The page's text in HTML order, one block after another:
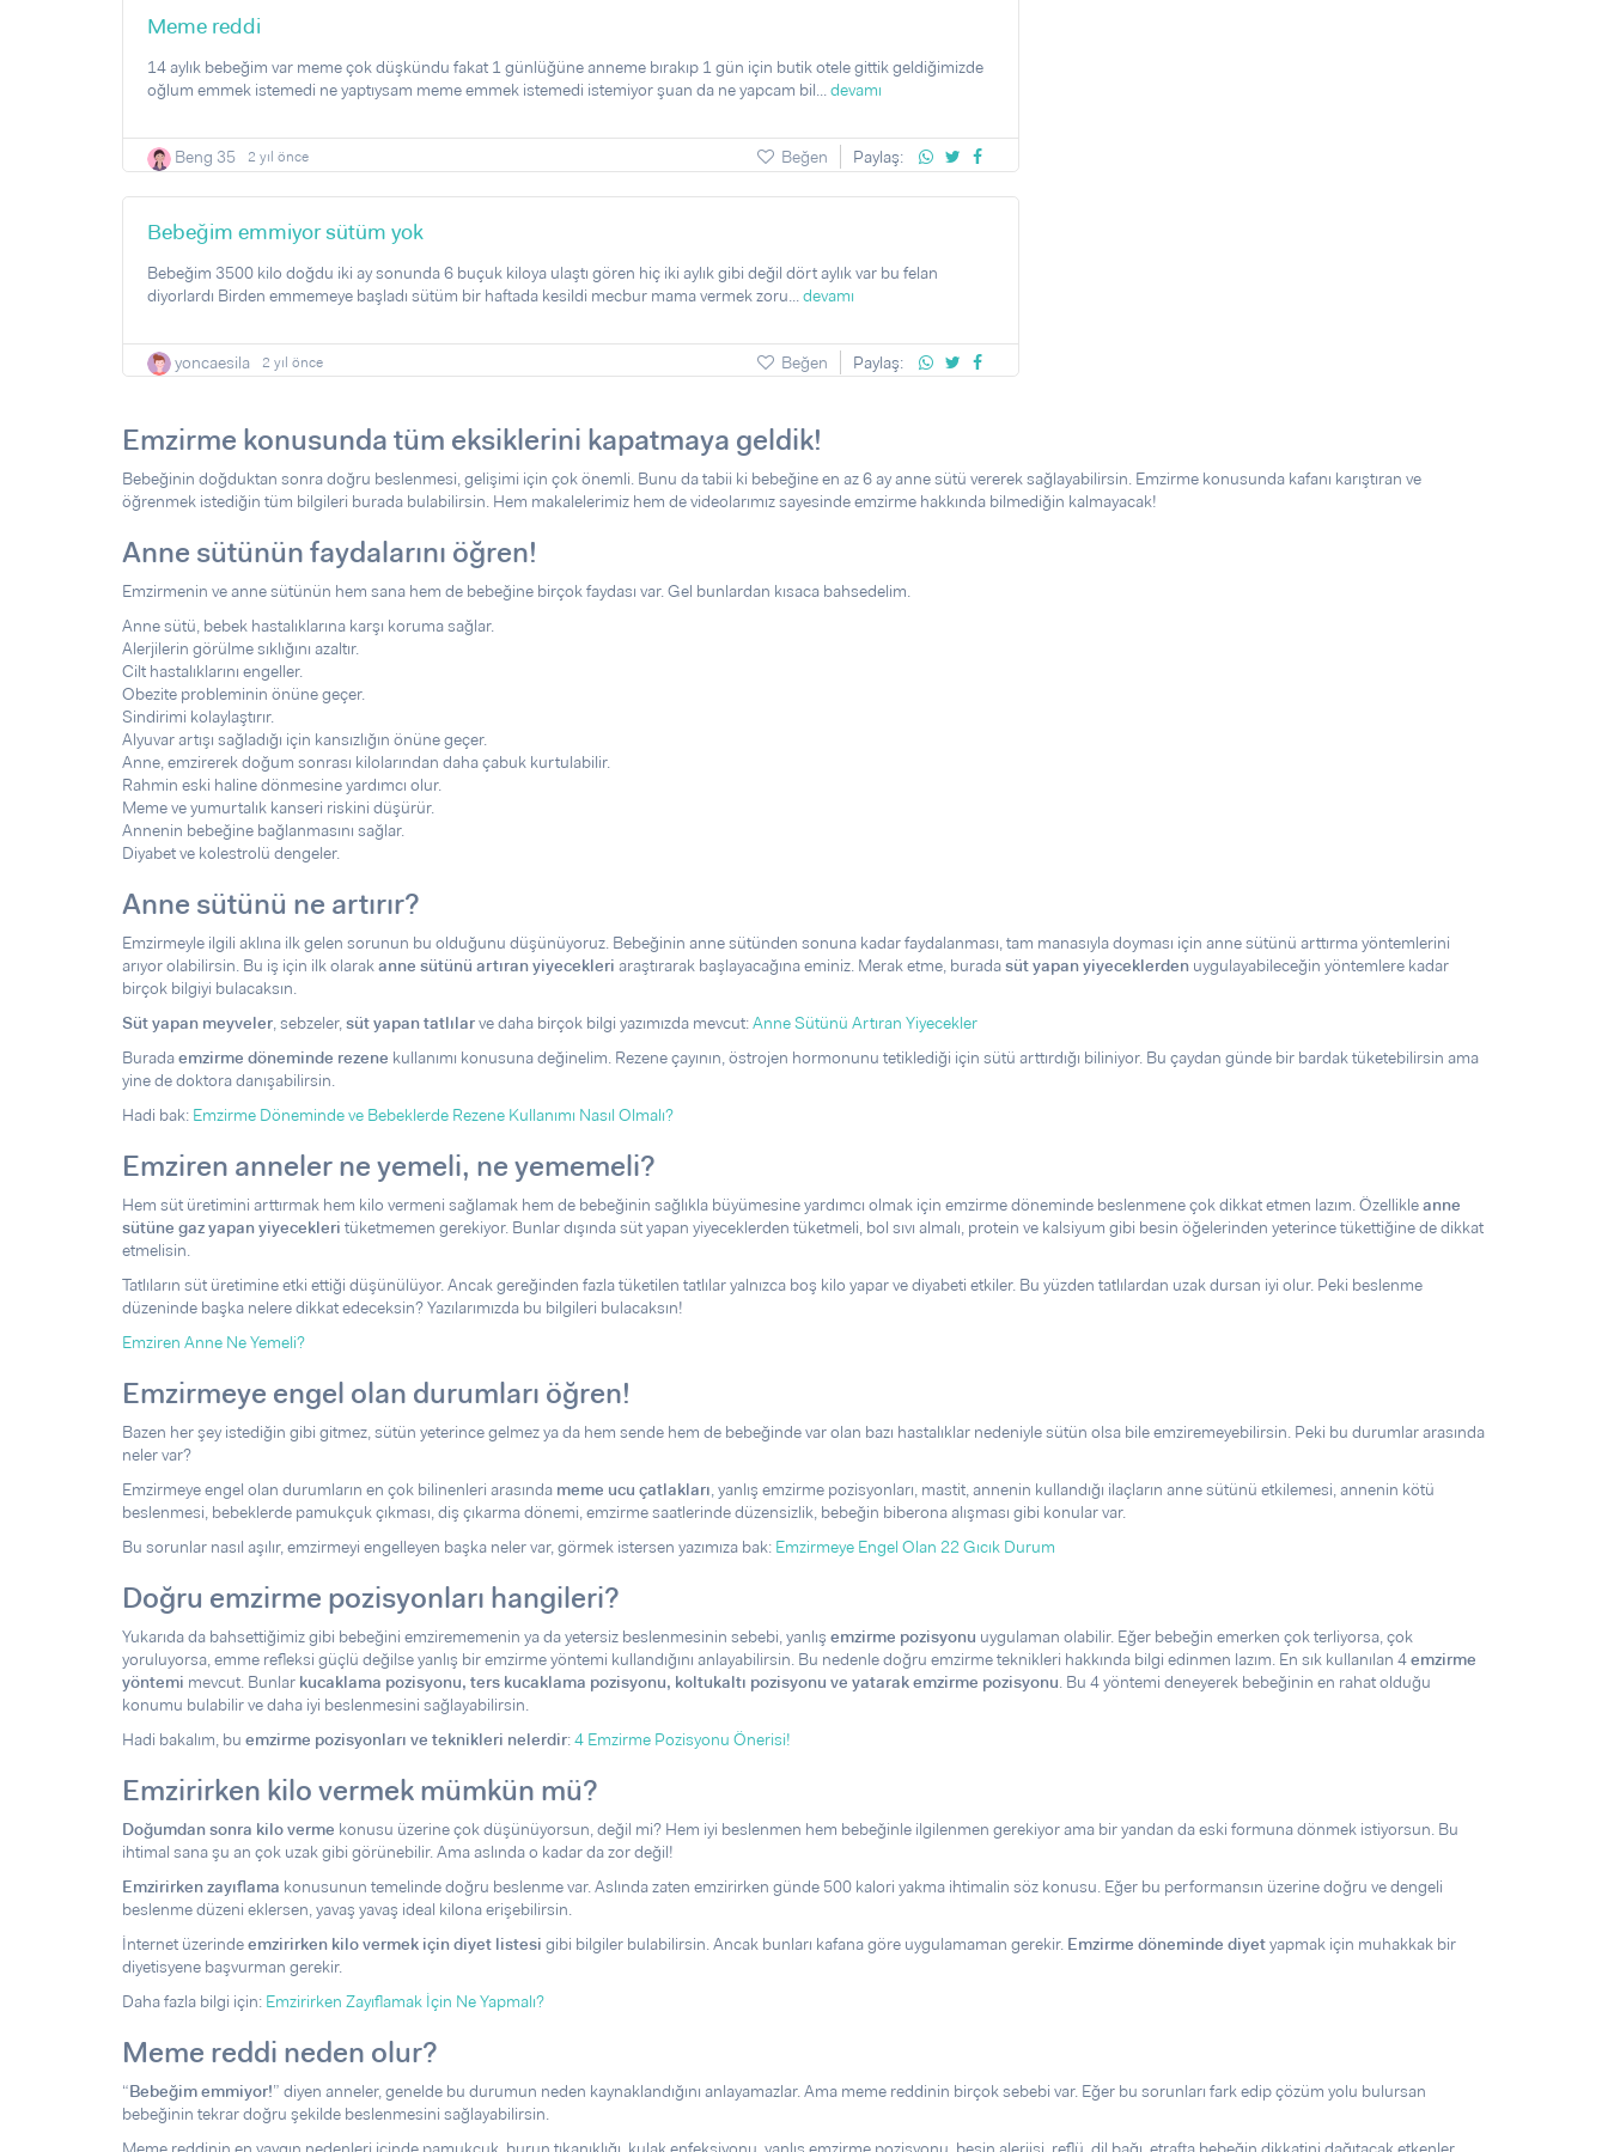
Meme reddi
14 aylık bebeğim var meme çok düşkündu fakat 1 günlüğüne anneme bırakıp 1 gün için butik otele gittik geldiğimizde
oğlum emmek istemedi ne yaptıysam meme emmek istemedi istemiyor şuan da ne yapcam bil...devamı
Beng 35 Paylaş:
Beğen
2 yıl önce
Bebeğim emmiyor sütüm yok
Bebeğim 3500 kilo doğdu iki ay sonunda 6 buçuk kiloya ulaştı gören hiç iki aylık gibi değil dört aylık var bu felan
diyorlardı Birden emmemeye başladı sütüm bir haftada kesildi mecbur mama vermek zoru...devamı
yoncaesila Paylaş:
Beğen
2 yıl önce
Emzirme konusunda tüm eksiklerini kapatmaya geldik!
Bebeğinin doğduktan sonra doğru beslenmesi, gelişimi için çok önemli. Bunu da tabii ki bebeğine en az 6 ay anne sütü vererek sağlayabilirsin. Emzirme konusunda kafanı karıştıran ve
öğrenmek istediğin tüm bilgileri burada bulabilirsin. Hem makalelerimiz hem de videolarımız sayesinde emzirme hakkında bilmediğin kalmayacak!
Anne sütünün faydalarını öğren!
Emzirmenin ve anne sütünün hem sana hem de bebeğine birçok faydası var. Gel bunlardan kısaca bahsedelim.
Anne sütü, bebek hastalıklarına karşı koruma sağlar.
Alerjilerin görülme sıklığını azaltır.
Cilt hastalıklarını engeller.
Obezite probleminin önüne geçer.
Sindirimi kolaylaştırır.
Alyuvar artışı sağladığı için kansızlığın önüne geçer.
Anne, emzirerek doğum sonrası kilolarından daha çabuk kurtulabilir.
Rahmin eski haline dönmesine yardımcı olur.
Meme ve yumurtalık kanseri riskini düşürür.
Annenin bebeğine bağlanmasını sağlar.
Diyabet ve kolestrolü dengeler.
Anne sütünü ne artırır?
Emzirmeyle ilgili aklına ilk gelen sorunun bu olduğunu düşünüyoruz. Bebeğinin anne sütünden sonuna kadar faydalanması, tam manasıyla doyması için anne sütünü arttırma yöntemlerini
arıyor olabilirsin. Bu iş için ilk olarakanne sütünü artıran yiyecekleri araştırarak başlayacağına eminiz. Merak etme, buradasüt yapan yiyeceklerden uygulayabileceğin yöntemlere kadar
birçok bilgiyi bulacaksın.
Süt yapan meyveler, sebzeler,süt yapan tatlılarve daha birçok bilgi yazımızda mevcut:Anne Sütünü Artıran Yiyecekler
Buradaemzirme döneminde rezene kullanımı konusuna değinelim. Rezene çayının, östrojen hormonunu tetiklediği için sütü arttırdığı biliniyor. Bu çaydan günde bir bardak tüketebilirsin ama
yine de doktora danışabilirsin.
Hadi bak: Emzirme Döneminde ve Bebeklerde Rezene Kullanımı Nasıl Olmalı?
Emziren anneler ne yemeli, ne yememeli?
Hem süt üretimini arttırmak hem kilo vermeni sağlamak hem de bebeğinin sağlıkla büyümesine yardımcı olmak için emzirme döneminde beslenmene çok dikkat etmen lazım. Özellikleanne
sütüne gaz yapan yiyecekleri tüketmemen gerekiyor. Bunlar dışında süt yapan yiyeceklerden tüketmeli, bol sıvı almalı, protein ve kalsiyum gibi besin öğelerinden yeterince tükettiğine de dikkat
etmelisin.
Tatlıların süt üretimine etki ettiği düşünülüyor. Ancak gereğinden fazla tüketilen tatlılar yalnızca boş kilo yapar ve diyabeti etkiler. Bu yüzden tatlılardan uzak dursan iyi olur. Peki beslenme
düzeninde başka nelere dikkat edeceksin? Yazılarımızda bu bilgileri bulacaksın!
Emziren Anne Ne Yemeli?
Emzirmeye engel olan durumları öğren!
Bazen her şey istediğin gibi gitmez, sütün yeterince gelmez ya da hem sende hem de bebeğinde var olan bazı hastalıklar nedeniyle sütün olsa bile emziremeyebilirsin. Peki bu durumlar arasında
neler var?
Emzirmeye engel olan durumların en çok bilinenleri arasında meme ucu çatlakları, yanlış emzirme pozisyonları, mastit, annenin kullandığı ilaçların anne sütünü etkilemesi, annenin kötü
beslenmesi, bebeklerde pamukçuk çıkması, diş çıkarma dönemi, emzirme saatlerinde düzensizlik, bebeğin biberona alışması gibi konular var.
Bu sorunlar nasıl aşılır, emzirmeyi engelleyen başka neler var, görmek istersen yazımıza bak: Emzirmeye Engel Olan 22 Gıcık Durum
Doğru emzirme pozisyonları hangileri?
Yukarıda da bahsettiğimiz gibi bebeğini emzirememenin ya da yetersiz beslenmesinin sebebi, yanlış emzirme pozisyonu uygulaman olabilir. Eğer bebeğin emerken çok terliyorsa, çok
yoruluyorsa, emme refleksi güçlü değilse yanlış bir emzirme yöntemi kullandığını anlayabilirsin. Bu nedenle doğru emzirme teknikleri hakkında bilgi edinmen lazım. En sık kullanılan 4emzirme
yöntemi mevcut. Bunlar kucaklama pozisyonu, ters kucaklama pozisyonu, koltukaltı pozisyonu ve yatarak emzirme pozisyonu. Bu 4 yöntemi deneyerek bebeğinin en rahat olduğu
konumu bulabilir ve daha iyi beslenmesini sağlayabilirsin.
Hadi bakalım, bu emzirme pozisyonları ve teknikleri nelerdir:4 Emzirme Pozisyonu Önerisi!
Emzirirken kilo vermek mümkün mü?
Doğumdan sonra kilo verme konusu üzerine çok düşünüyorsun, değil mi? Hem iyi beslenmen hem bebeğinle ilgilenmen gerekiyor ama bir yandan da eski formuna dönmek istiyorsun. Bu
ihtimal sana şu an çok uzak gibi görünebilir. Ama aslında o kadar da zor değil!
Emzirirken zayıflama konusunun temelinde doğru beslenme var. Aslında zaten emzirirken günde 500 kalori yakma ihtimalin söz konusu. Eğer bu performansın üzerine doğru ve dengeli
beslenme düzeni eklersen, yavaş yavaş ideal kilona erişebilirsin.
İnternet üzerindeemzirirken kilo vermek için diyet listesi gibi bilgiler bulabilirsin. Ancak bunları kafana göre uygulamaman gerekir. Emzirme döneminde diyetyapmak için muhakkak bir
diyetisyene başvurman gerekir.
Daha fazla bilgi için: Emzirirken Zayıflamak İçin Ne Yapmalı?
Meme reddi neden olur?
“Bebeğim emmiyor!” diyen anneler, genelde bu durumun neden kaynaklandığını anlayamazlar. Ama meme reddinin birçok sebebi var. Eğer bu sorunları fark edip çözüm yolu bulursan
bebeğinin tekrar doğru şekilde beslenmesini sağlayabilirsin.